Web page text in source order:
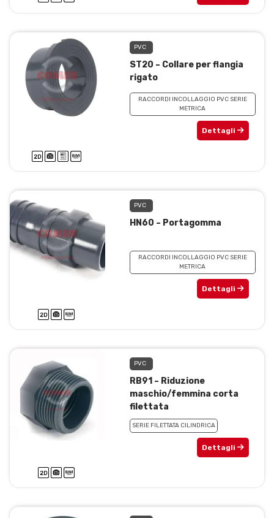
PVC
ST20 – Collare per flangia
rigato
RACCORDI INCOLLAGGIO PVC SERIE
METRICA
Dettagli
PVC
HN60 – Portagomma
RACCORDI INCOLLAGGIO PVC SERIE
METRICA
Dettagli
PVC
RB91 – Riduzione
maschio/femmina corta
filettata
SERIE FILETTATA CILINDRICA
Dettagli